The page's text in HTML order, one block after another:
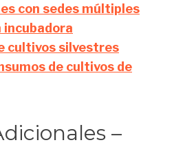
con sedes múltiples
incubadora
cultivos silvestres
de cultivos de
–